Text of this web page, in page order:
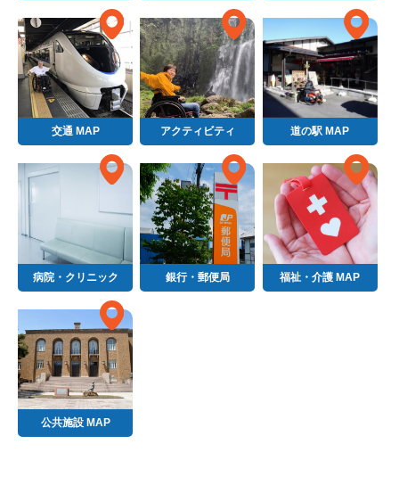
交通 MAP アクティビティ 道の駅 MAP
病院・クリニック 銀行・郵便局 福祉・介護 MAP
公共施設 MAP